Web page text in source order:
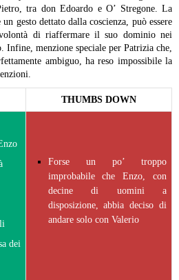
tra don Edoardo e O’ Stregone. La
gesto dettato dalla coscienza, può essere
di riaffermare il suo dominio nei
Infine, menzione speciale per Patrizia che,
ambiguo, ha reso impossibile la
THUMBS DOWN
dei
Forse un po’ troppo
improbabile che Enzo, con
decine di uomini a
disposizione, abbia deciso di
andare solo con Valerio